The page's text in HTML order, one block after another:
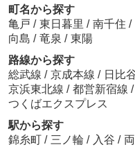
町名から探す
亀戸 / 東日暮里 / 南千住 /
向島 / 竜泉 / 東陽
路線から探す
総武線 / 京成本線 / 日比
京浜東北線 / 都営新宿線 /
つくばエクスプレス
駅から探す
錦糸町 / 三ノ輪 / 入谷 /